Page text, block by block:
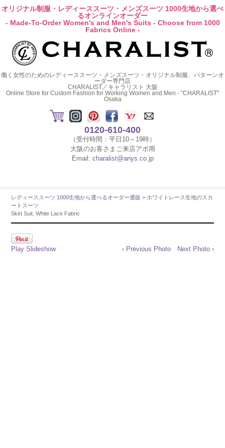
オリジナル制服・レディーススーツ・メンズスーツ 1000生地から選べ
るオンラインオーダー
- Made-To-Order Women's and Men's Suits - Choose from 1000
Fabrics Online -
働く女性のためのレディーススーツ・メンズスーツ・オリジナル制服、パターンオ
ーダー専門店
CHARALIST／キャラリスト 大阪
Online Store for Custom Fashion for Working Women and Men - "CHARALIST"
Osaka
0120-610-400
（受付時間：平日10～19時）
大阪のお客さまご来店アポ用
Email: charalist@anys.co.jp
レディーススーツ 1000生地から選べるオーダー通販 > ホワイトレース生地のスカ
ートスーツ
Skirt Suit, White Lace Fabric
Play Slideshow ‹ Previous Photo Next Photo ›